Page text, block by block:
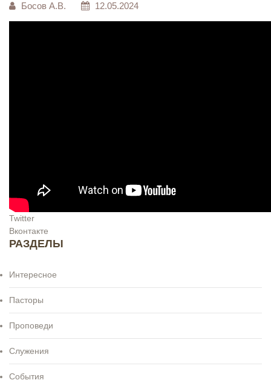
Босов А.В. 12.05.2024
Twitter
Вконтакте
РАЗДЕЛЫ
Интересное
Пасторы
Проповеди
Служения
События